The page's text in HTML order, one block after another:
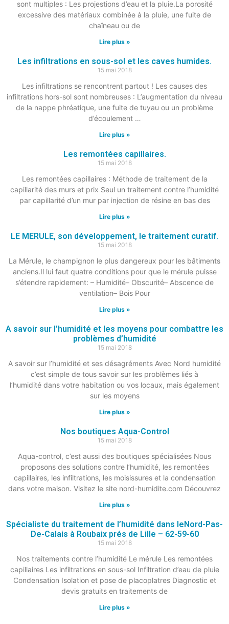
sont multiples : Les projestions d’eau et la pluie.La porosité
excessive des matériaux combinée à la pluie, une fuite de
chaîneau ou de
Lire plus »
Les infiltrations en sous-sol et les caves humides.
15 mai 2018
Les infiltrations se rencontrent partout ! Les causes des
infiltrations hors-sol sont nombreuses : L’augmentation du niveau
de la nappe phréatique, une fuite de tuyau ou un problème
d’écoulement …
Lire plus »
Les remontées capillaires.
15 mai 2018
Les remontées capillaires : Méthode de traitement de la
capillarité des murs et prix Seul un traitement contre l’humidité
par capillarité d’un mur par injection de résine en bas des
Lire plus »
LE MERULE, son développement, le traitement curatif.
15 mai 2018
La Mérule, le champignon le plus dangereux pour les bâtiments
anciens.Il lui faut quatre conditions pour que le mérule puisse
s’étendre rapidement: – Humidité– Obscurité– Abscence de
ventilation– Bois Pour
Lire plus »
A savoir sur l’humidité et les moyens pour combattre les
problèmes d’humidité
15 mai 2018
A savoir sur l’humidité et ses désagréments Avec Nord humidité
c’est simple de tous savoir sur les problèmes liés à
l’humidité dans votre habitation ou vos locaux, mais également
sur les moyens
Lire plus »
Nos boutiques Aqua-Control
15 mai 2018
Aqua-control, c’est aussi des boutiques spécialisées Nous
proposons des solutions contre l’humidité, les remontées
capillaires, les infiltrations, les moisissures et la condensation
dans votre maison. Visitez le site nord-humidite.com Découvrez
Lire plus »
Spécialiste du traitement de l’humidité dans leNord-Pas-
De-Calais à Roubaix prés de Lille – 62-59-60
15 mai 2018
Nos traitements contre l’humidité Le mérule Les remontées
capillaires Les infiltrations en sous-sol Infiltration d’eau de pluie
Condensation Isolation et pose de placoplatres Diagnostic et
devis gratuits en traitements de
Lire plus »